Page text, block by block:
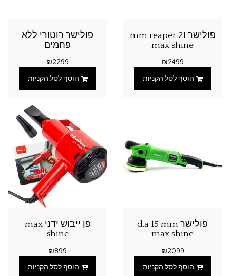
פולישר 21 mm reaper
max shine
₪2499
הוסף לסל הקניות
פולישר רוטורי ללא
פחמים
₪2299
הוסף לסל הקניות
פולישר d.a 15 mm
max shine
₪2099
הוסף לסל הקניות
פן ייבוש ידני max
shine
₪899
הוסף לסל הקניות